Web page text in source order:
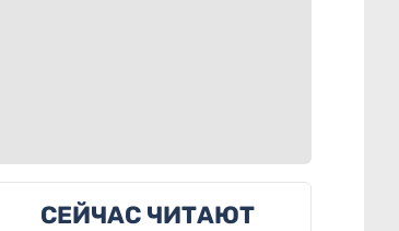
СЕЙЧАС ЧИТАЮТ